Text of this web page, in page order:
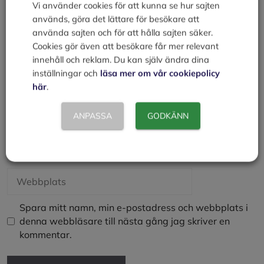
post
Spara mitt namn, min e-postadress och webbplats i
denna webbläsare till nästa gång jag skriver en
kommentar.
Vi använder cookies för att kunna se hur sajten
används, göra det lättare för besökare att
använda sajten och för att hålla sajten säker.
Cookies gör även att besökare får mer relevant
innehåll och reklam. Du kan själv ändra dina
inställningar och läsa mer om vår cookiepolicy
här.
ANPASSA GODKÄNN